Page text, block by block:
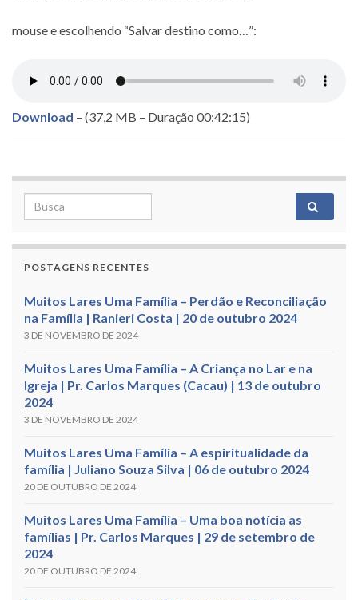
mouse e escolhendo “Salvar destino como…”:
Download – (37,2 MB – Duração 00:42:15)
Search for:
POSTAGENS RECENTES
Muitos Lares Uma Família – Perdão e Reconciliação
na Família | Ranieri Costa | 20 de outubro 2024
3 DE NOVEMBRO DE 2024
Muitos Lares Uma Família – A Criança no Lar e na
Igreja | Pr. Carlos Marques (Cacau) | 13 de outubro
2024
3 DE NOVEMBRO DE 2024
Muitos Lares Uma Família – A espiritualidade da
família | Juliano Souza Silva | 06 de outubro 2024
20 DE OUTUBRO DE 2024
Muitos Lares Uma Família – Uma boa notícia as
famílias | Pr. Carlos Marques | 29 de setembro de
2024
20 DE OUTUBRO DE 2024